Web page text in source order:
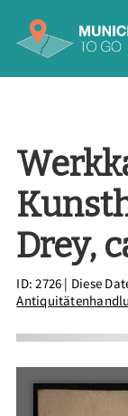
Drey,
ID: 2726 | Diese